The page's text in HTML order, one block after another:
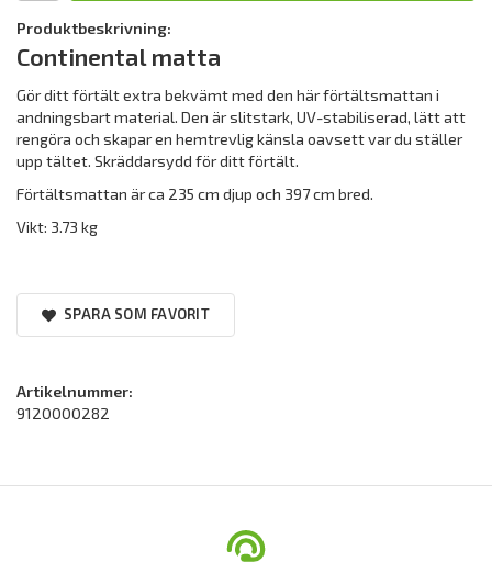
Produktbeskrivning:
Continental matta
Gör ditt förtält extra bekvämt med den här förtältsmattan i
andningsbart material. Den är slitstark, UV-stabiliserad, lätt att
rengöra och skapar en hemtrevlig känsla oavsett var du ställer
upp tältet. Skräddarsydd för ditt förtält.
Förtältsmattan är ca 235 cm djup och 397 cm bred.
Vikt: 3.73 kg
SPARA SOM FAVORIT
Artikelnummer:
9120000282